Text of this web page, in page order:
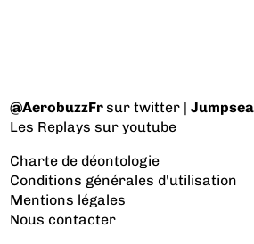
@AerobuzzFrsur twitter |
Les Replays sur youtube
Charte de déontologie
Conditions générales d'utilisation
Mentions légales
Nous contacter